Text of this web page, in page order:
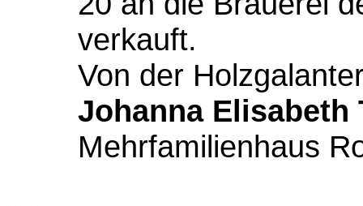
verkauft.
Von der
Johanna Elisabeth
Mehrfamilienhaus